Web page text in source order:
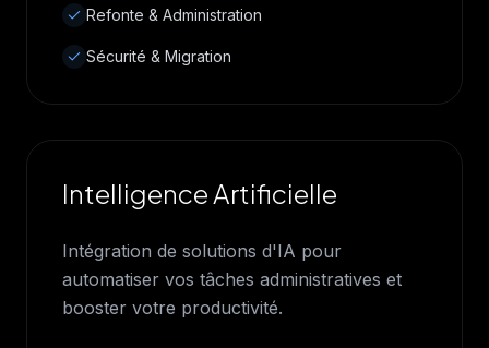
Refonte & Administration
Sécurité & Migration
Intelligence Artificielle
Intégration de solutions d'IA pour
automatiser vos tâches administratives et
booster votre productivité.